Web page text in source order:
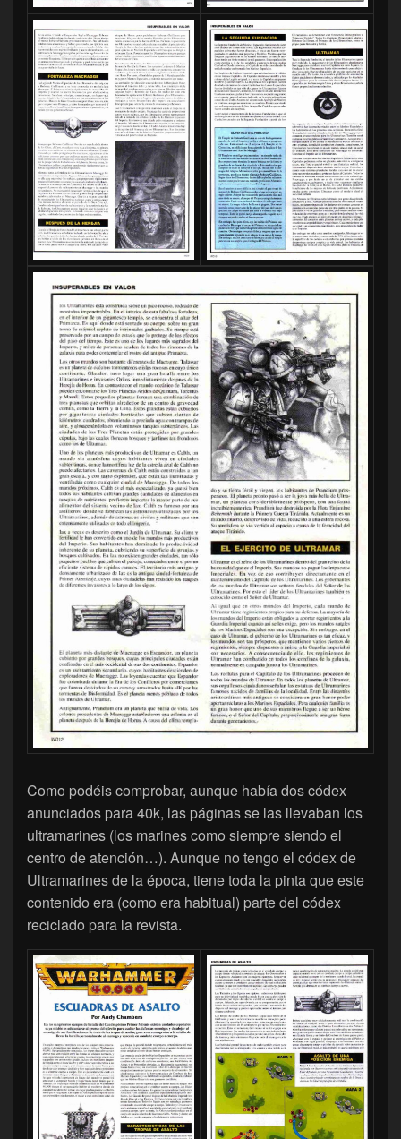
Como podéis comprobar, aunque había dos códex
anunciados para 40k, las páginas se las llevaban los
ultramarines (los marines como siempre siendo el
centro de atención…). Aunque no tengo el códex de
Ultramarines de la época, tiene toda la pinta que este
contenido era (como era habitual) parte del códex
reciclado para la revista.